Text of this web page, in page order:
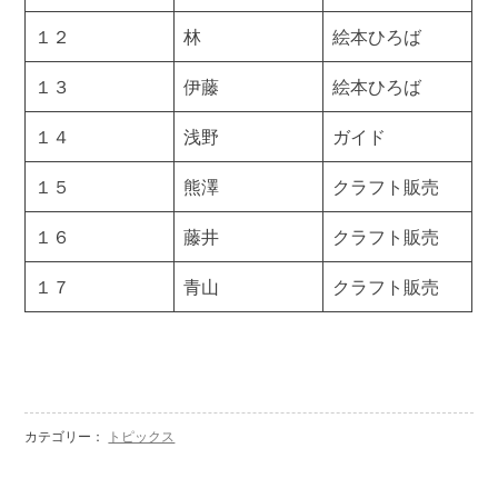
１２ 林 絵本ひろば
１３ 伊藤 絵本ひろば
１４ 浅野 ガイド
１５ 熊澤 クラフト販売
１６ 藤井 クラフト販売
１７ 青山 クラフト販売
カテゴリー： トピックス